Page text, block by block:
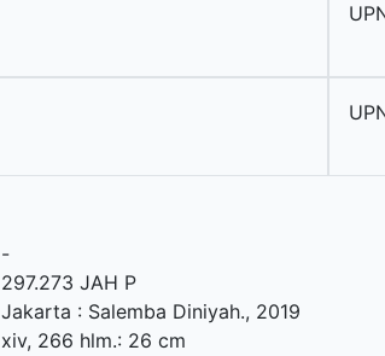
-
297.273 JAH P
Jakarta : Salemba Diniyah., 2019
xiv, 266 hlm.: 26 cm